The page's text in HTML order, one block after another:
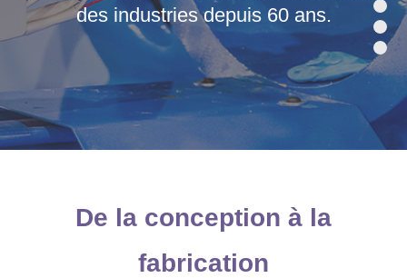
des industries depuis 60 ans.
Notre process de fabrication:
De la conception à la
fabrication